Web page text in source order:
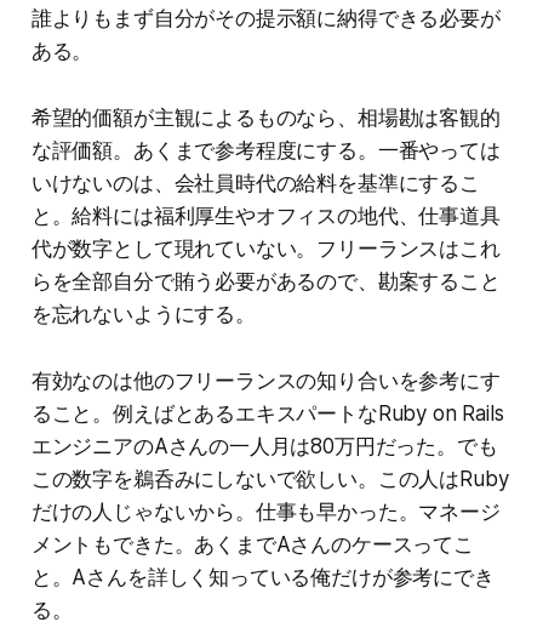
誰よりもまず自分がその提示額に納得できる必要が
ある。
希望的価額が主観によるものなら、相場勘は客観的
な評価額。あくまで参考程度にする。一番やっては
いけないのは、会社員時代の給料を基準にするこ
と。給料には福利厚生やオフィスの地代、仕事道具
代が数字として現れていない。フリーランスはこれ
らを全部自分で賄う必要があるので、勘案すること
を忘れないようにする。
有効なのは他のフリーランスの知り合いを参考にす
ること。例えばとあるエキスパートなRuby on Rails
エンジニアのAさんの一人月は80万円だった。でも
この数字を鵜呑みにしないで欲しい。この人はRuby
だけの人じゃないから。仕事も早かった。マネージ
メントもできた。あくまでAさんのケースってこ
と。Aさんを詳しく知っている俺だけが参考にでき
る。